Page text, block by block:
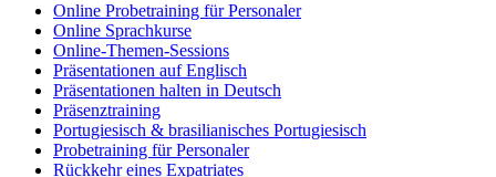
Online Probetraining für Personaler
Online Sprachkurse
Online-Themen-Sessions
Präsentationen auf Englisch
Präsentationen halten in Deutsch
Präsenztraining
Portugiesisch & brasilianisches Portugiesisch
Probetraining für Personaler
Rückkehr eines Expatriates